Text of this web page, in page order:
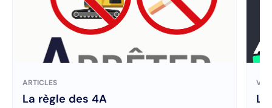
ARTICLES
La règle des 4A